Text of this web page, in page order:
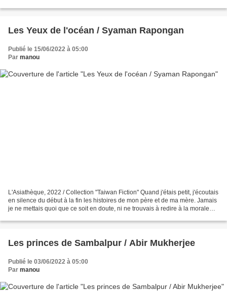
Les Yeux de l'océan / Syaman Rapongan
Publié le 15/06/2022 à 05:00
Par manou
L'Asiathèque, 2022 / Collection "Taiwan Fiction" Quand j'étais petit, j'écoutais
en silence du début à la fin les histoires de mon père et de ma mère. Jamais
je ne mettais quoi que ce soit en doute, ni ne trouvais à redire à la morale
Les princes de Sambalpur / Abir Mukherjee
Publié le 03/06/2022 à 05:00
Par manou